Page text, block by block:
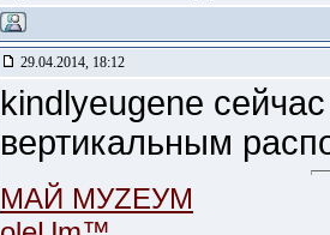
29.04.2014, 18:12
kindlyeugene
вертикальным
МАЙ МУZЕУМ